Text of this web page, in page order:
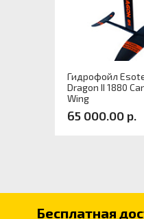
Гидрофойл
Dragon II 1880
Wing
65 000.00 р.
Бесплатная